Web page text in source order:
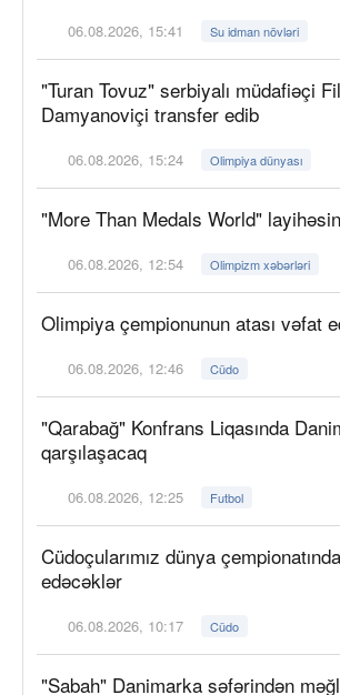
06.08.2026, 15:41 Su idman növləri
"Turan Tovuz" serbiyalı müdafiəçi
Damyanoviçi transfer edib
06.08.2026, 15:24 Olimpiya dünyası
"More Than Medals World"
06.08.2026, 12:54 Olimpizm xəbərləri
Olimpiya çempionunun atası vəfat
06.08.2026, 12:46 Cüdo
"Qarabağ" Konfrans Liqasında
qarşılaşacaq
06.08.2026, 12:25 Futbol
Cüdoçularımız dünya
edəcəklər
06.08.2026, 10:17 Cüdo
"Sabah" Danimarka səfərindən